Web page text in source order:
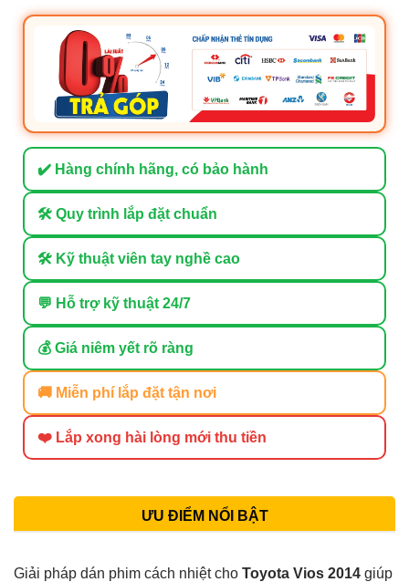
✔️ Hàng chính hãng, có bảo hành
🛠 Quy trình lắp đặt chuẩn
🛠 Kỹ thuật viên tay nghề cao
💬 Hỗ trợ kỹ thuật 24/7
💰 Giá niêm yết rõ ràng
🚚 Miễn phí lắp đặt tận nơi
❤️ Lắp xong hài lòng mới thu tiền
ƯU ĐIỂM NỔI BẬT
Giải pháp dán phim cách nhiệt cho Toyota Vios 2014 giúp